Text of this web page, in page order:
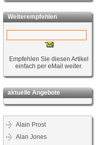
Weiterempfehlen
Empfehlen Sie diesen Artikel
einfach per eMail weiter.
aktuelle Angebote
Alain Prost
Alan Jones